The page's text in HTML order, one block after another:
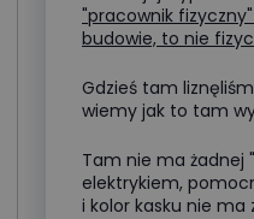
"pracownik
budowie, to nie
Gdzieś tam
wiemy jak to tam
Tam nie ma żadnej
elektrykiem,
i kolor kasku nie ma